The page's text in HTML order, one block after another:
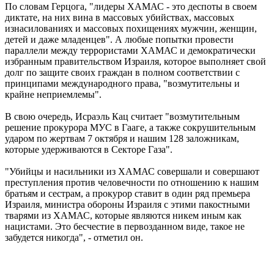
По словам Герцога, "лидеры ХАМАС - это деспоты в своем
диктате, на них вина в массовых убийствах, массовых
изнасилованиях и массовых похищениях мужчин, женщин,
детей и даже младенцев". А любые попытки провести
параллели между террористами ХАМАС и демократически
избранным правительством Израиля, которое выполняет свой
долг по защите своих граждан в полном соответствии с
принципами международного права, "возмутительны и
крайне неприемлемы".
В свою очередь, Исраэль Кац считает "возмутительным
решение прокурора МУС в Гааге, а также сокрушительным
ударом по жертвам 7 октября и нашим 128 заложникам,
которые удерживаются в Секторе Газа".
"Убийцы и насильники из ХАМАС совершали и совершают
преступления против человечности по отношению к нашим
братьям и сестрам, а прокурор ставит в один ряд премьера
Израиля, министра обороны Израиля с этими пакостными
тварями из ХАМАС, которые являются никем иным как
нацистами. Это бесчестие в первозданном виде, такое не
забудется никогда", - отметил он.